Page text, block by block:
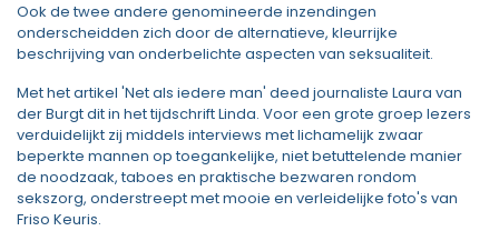
Ook de twee andere genomineerde inzendingen
onderscheidden zich door de alternatieve, kleurrijke
beschrijving van onderbelichte aspecten van seksualiteit.
Met het artikel 'Net als iedere man' deed journaliste Laura van
der Burgt dit in het tijdschrift Linda. Voor een grote groep lezers
verduidelijkt zij middels interviews met lichamelijk zwaar
beperkte mannen op toegankelijke, niet betuttelende manier
de noodzaak, taboes en praktische bezwaren rondom
sekszorg, onderstreept met mooie en verleidelijke foto's van
Friso Keuris.